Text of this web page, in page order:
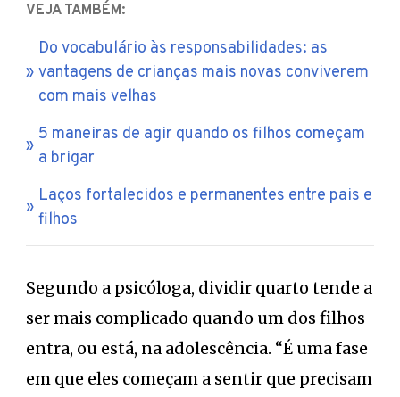
VEJA TAMBÉM:
Do vocabulário às responsabilidades: as
vantagens de crianças mais novas conviverem
com mais velhas
5 maneiras de agir quando os filhos começam
a brigar
Laços fortalecidos e permanentes entre pais e
filhos
Segundo a psicóloga, dividir quarto tende a
ser mais complicado quando um dos filhos
entra, ou está, na adolescência. “É uma fase
em que eles começam a sentir que precisam